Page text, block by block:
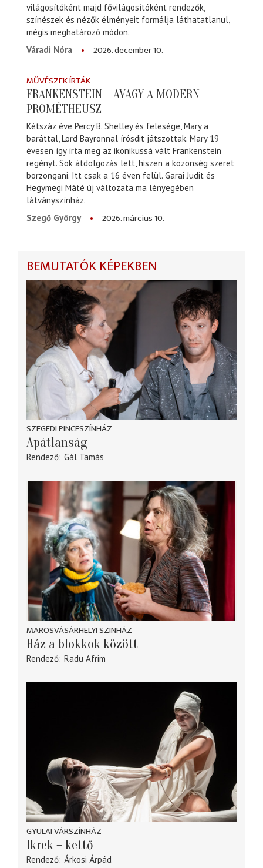
világosítóként majd fővilágosítóként rendezők,
színészek és nézők élményeit formálja láthatatlanul,
mégis meghatározó módon.
Váradi Nóra
2026. december 10.
MŰVÉSZEK ÍRTÁK
FRANKENSTEIN – AVAGY A MODERN
PROMÉTHEUSZ
Kétszáz éve Percy B. Shelley és felesége, Mary a
baráttal, Lord Bayronnal írósdit játszottak. Mary 19
évesen így írta meg az ikonikussá vált Frankenstein
regényt. Sok átdolgozás lett, hiszen a közönség szeret
borzongani. Itt csak a 16 éven felül. Garai Judit és
Hegymegi Máté új változata ma lényegében
látványszínház.
Szegő György
2026. március 10.
BEMUTATÓK KÉPEKBEN
SZEGEDI PINCESZÍNHÁZ
Apátlanság
Rendező Gál Tamás
MAROSVÁSÁRHELYI SZINHÁZ
Ház a blokkok között
Rendező Radu Afrim
GYULAI VÁRSZÍNHÁZ
Ikrek – kettő
Rendező Árkosi Árpád